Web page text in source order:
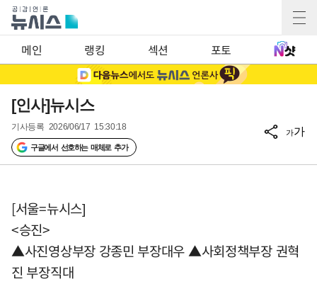
메인 랭킹 섹션 포토
[인사]뉴시스
기사등록 2026/06/17 15:30:18
구글에서 선호하는 매체로 추가
가가
[서울=뉴시스]
<승진>
▲사진영상부장 강종민 부장대우 ▲사회정책부장 권혁
진 부장직대